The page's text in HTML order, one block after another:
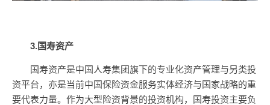
3.国寿资产
国寿资产是中国人寿集团旗下的专业化资产管理与另类投
资平台，亦是当前中国保险资金服务实体经济与国家战略的重
要代表力量。作为大型险资背景的投资机构，国寿投资主要负